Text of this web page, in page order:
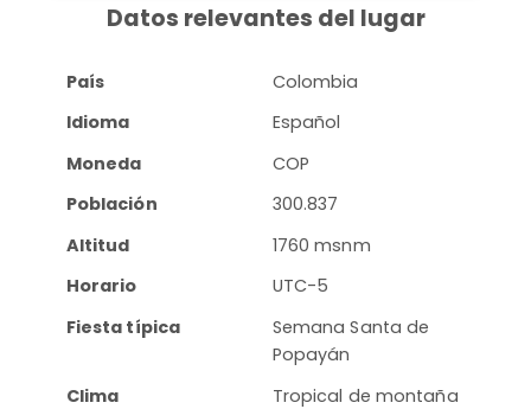
Datos relevantes del lugar
País
Colombia
Idioma
Español
Moneda
COP
Población
300.837
Altitud
1760 msnm
Horario
UTC-5
Fiesta típica
Semana Santa de
Popayán
Clima
Tropical de montaña